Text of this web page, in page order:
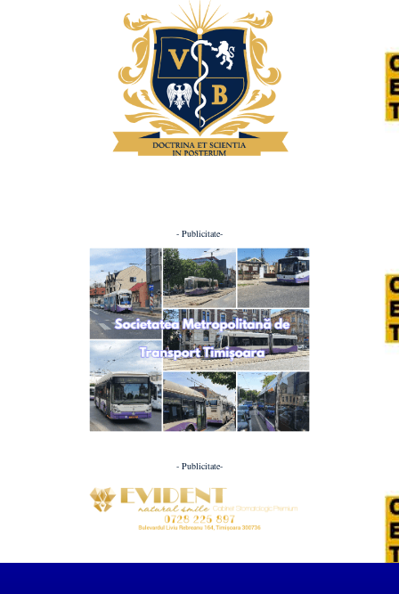
- Publicitate-
- Publicitate-